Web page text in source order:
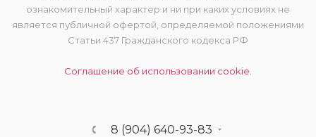
ознакомительный характер и ни при каких условиях не
является публичной офертой, определяемой положениями
Статьи 437 Гражданского кодекса РФ
Соглашение об использовании cookie.
8 (904) 640-93-83